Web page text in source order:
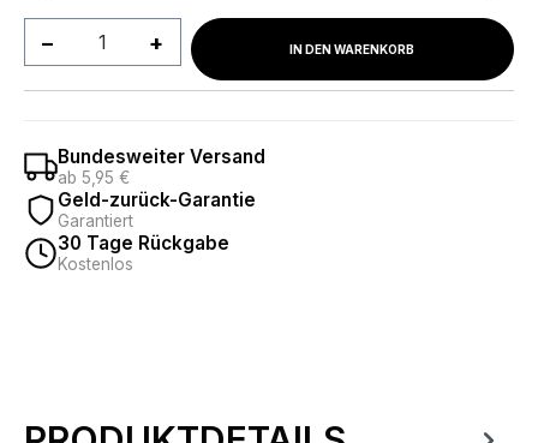
Produkt Anzahl: Gib denIN DEN WARENKORB
Bundesweiter Versand
ab 5,95 €
Geld-zurück-Garantie
Garantiert
30 Tage Rückgabe
Kostenlos